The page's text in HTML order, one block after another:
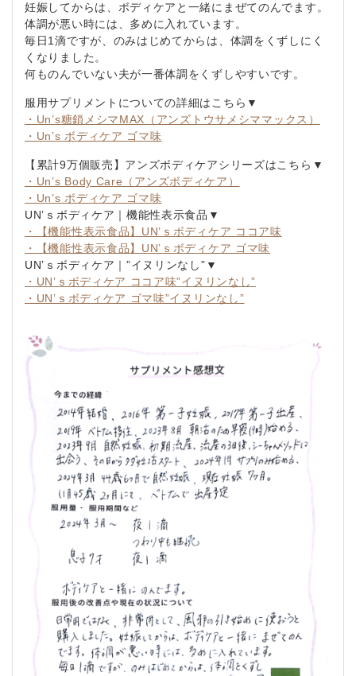
妊娠してからは、ボディケアと一緒にまぜてのんでます。
体調が悪い時には、多めに入れています。
毎日1滴ですが、のみはじめてからは、体調をくずしにく
くなりました。
何ものんでいない夫が一番体調をくずしやすいです。
服用サプリメントについての詳細はこちら▼
・Un’s糖鎖メシマMAX（アンズトウサメシママックス）
・Un’s ボディケア ゴマ味
【累計9万個販売】アンズボディケアシリーズはこちら▼
・Un’s Body Care（アンズボディケア）
・Un’s ボディケア ゴマ味
UN’ｓボディケア｜機能性表示食品▼
・【機能性表示食品】UN’ｓボディケア ココア味
・【機能性表示食品】UN’ｓボディケア ゴマ味
UN’ｓボディケア｜”イヌリンなし”▼
・UN’ｓボディケア ココア味”イヌリンなし”
・UN’ｓボディケア ゴマ味”イヌリンなし”